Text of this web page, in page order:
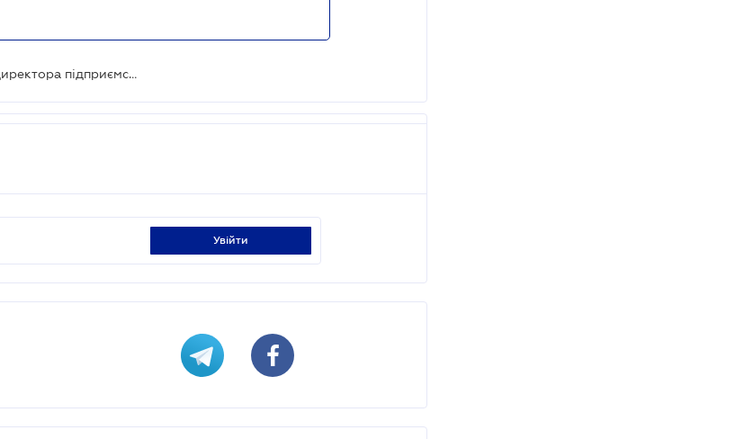
Чи є підставою розірвання договору зміна директора підприємства - ВС
увійти